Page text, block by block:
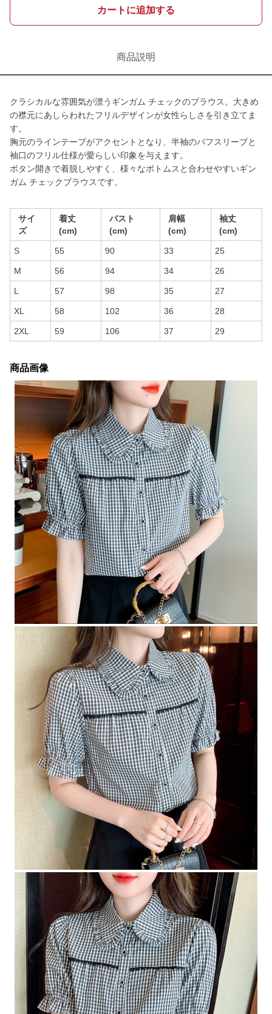
カートに追加する
商品説明
クラシカルな雰囲気が漂うギンガム チェックのブラウス。大きめ
の襟元にあしらわれたフリルデザインが女性らしさを引き立てま
す。
胸元のラインテープがアクセントとなり、半袖のパフスリーブと
袖口のフリル仕様が愛らしい印象を与えます。
ボタン開きで着脱しやすく、様々なボトムスと合わせやすいギン
ガム チェックブラウスです。
サイ
ズ
着丈
(cm)
バスト
(cm)
肩幅
(cm)
袖丈
(cm)
S 55 90 33 25
M 56 94 34 26
L 57 98 35 27
XL 58 102 36 28
2XL 59 106 37 29
商品画像